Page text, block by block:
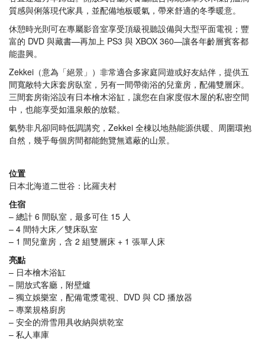
質感與俐落現代家具，並配備地板暖氣，帶來舒適的冬季暖意。
休憩時光則可在專屬影音室享受頂級視聽設備與大型平面電視；豐
富的 DVD 與藏書—再加上 PS3 與 XBOX 360—讓各年齡層賓客都
能盡興。
Zekkei（意為「絕景」）非常適合多家庭同遊或好友結伴，提供五
間寬敞特大床套房臥室，另有一間帶衛浴的兒童房，配備雙層床。
三間套房衛浴設有日本檜木浴缸，讓您在自家度假木屋的私密空間
中，也能享受如溫泉般的放鬆。
氣勢非凡卻同時低調講究，Zekkei 全棟以地熱能源供暖、周圍環抱
自然，幾乎每個房間都能飽覽無遮蔽的山景。
位置
日本北海道二世谷：比羅夫村
住宿
– 總計 6 間臥室，最多可住 15 人
– 4 間特大床／雙床臥室
– 1 間兒童房，含 2 組雙層床 + 1 張單人床
亮點
– 日本檜木浴缸
– 開放式客廳，附壁爐
– 獨立娛樂室，配備電漿電視、DVD 與 CD 播放器
– 專業規格廚房
– 安全的滑雪用具收納與烘乾室
– 私人車庫